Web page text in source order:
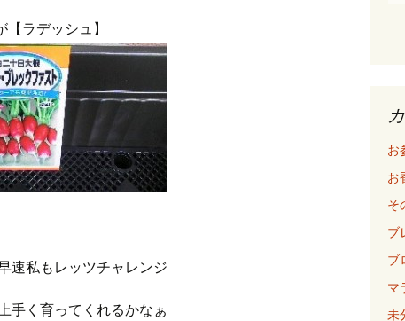
ラデッシュ】
速私もレッツチャレンジ
手く育ってくれるかなぁ
お
お
そ
ブ
ブ
マ
未